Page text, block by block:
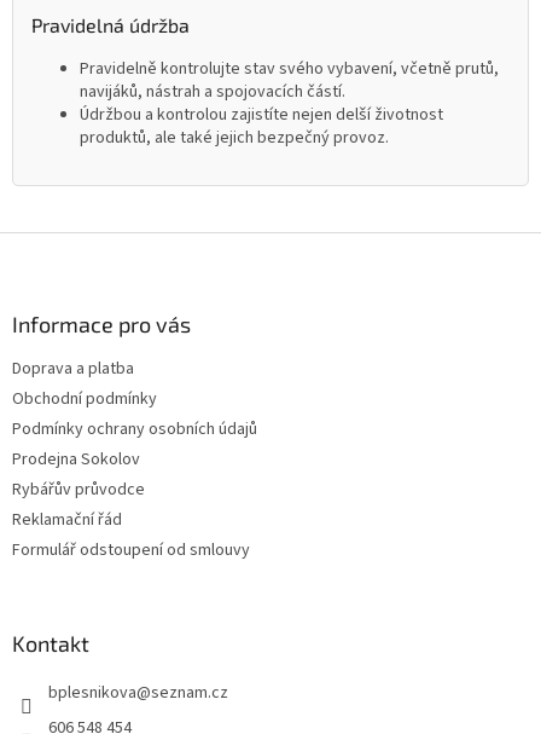
Pravidelná údržba
Pravidelně kontrolujte stav svého vybavení, včetně prutů,
navijáků, nástrah a spojovacích částí.
Údržbou a kontrolou zajistíte nejen delší životnost
produktů, ale také jejich bezpečný provoz.
Informace pro vás
Doprava a platba
Obchodní podmínky
Podmínky ochrany osobních údajů
Prodejna Sokolov
Rybářův průvodce
Reklamační řád
Formulář odstoupení od smlouvy
Kontakt
bplesnikova@seznam.cz
606 548 454